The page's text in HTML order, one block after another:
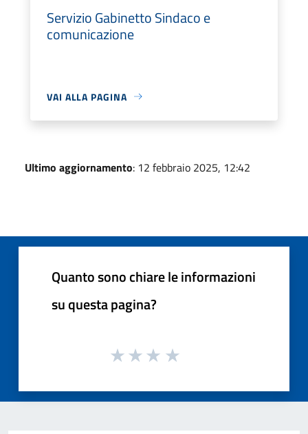
Servizio Gabinetto Sindaco e
comunicazione
VAI ALLA PAGINA
Ultimo aggiornamento: 12 febbraio 2025, 12:42
Quanto sono chiare le informazioni
su questa pagina?